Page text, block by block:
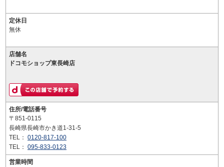
定休日
無休
店舗名
ドコモショップ東長崎店
住所/電話番号
〒851-0115
長崎県長崎市かき道1-31-5
TEL： 0120-817-100
TEL： 095-833-0123
営業時間